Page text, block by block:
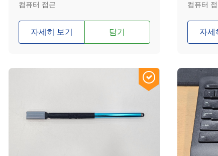
컴퓨터 접근
자세히 보기 담기
컴퓨터
자세